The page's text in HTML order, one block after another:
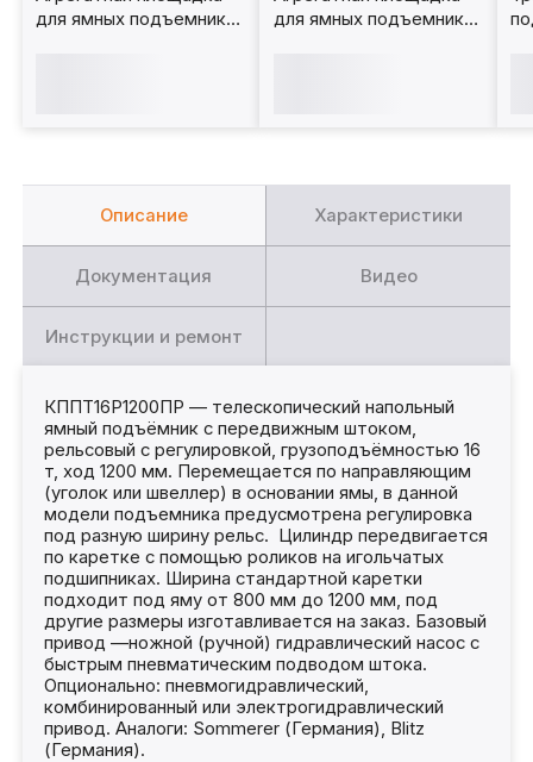
для ямных подъемников
для ямных подъемников
Описание Характеристики
Документация Видео
Инструкции и ремонт
КППТ16Р1200ПР — телескопический напольный
ямный подъёмник с передвижным штоком,
рельсовый с регулировкой, грузоподъёмностью 16
т, ход 1200 мм. Перемещается по направляющим
(уголок или швеллер) в основании ямы, в данной
модели подъемника предусмотрена регулировка
под разную ширину рельс. Цилиндр передвигается
по каретке с помощью роликов на игольчатых
подшипниках. Ширина стандартной каретки
подходит под яму от 800 мм до 1200 мм, под
другие размеры изготавливается на заказ. Базовый
привод —ножной (ручной) гидравлический насос с
быстрым пневматическим подводом штока.
Опционально: пневмогидравлический,
комбинированный или электрогидравлический
привод. Аналоги: Sommerer (Германия), Blitz
(Германия).